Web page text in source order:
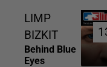
LIMP
BIZKIT
Behind Blue
Eyes